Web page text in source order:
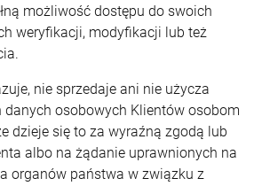
możliwość dostępu do swoich
weryfikacji, modyfikacji lub też
nie sprzedaje ani nie użycza
danych osobowych Klientów osobom
dzieje się to za wyraźną zgodą lub
albo na żądanie uprawnionych na
organów państwa w związku z